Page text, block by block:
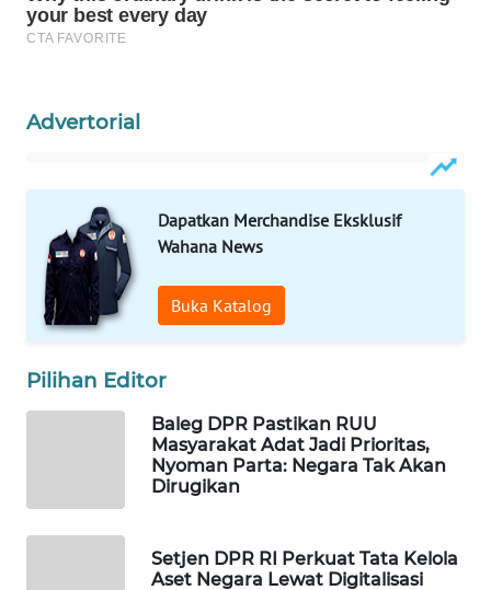
Advertorial
Dapatkan Merchandise Eksklusif
Wahana News
Buka Katalog
Pilihan Editor
Baleg DPR Pastikan RUU
Masyarakat Adat Jadi Prioritas,
Nyoman Parta: Negara Tak Akan
Dirugikan
Setjen DPR RI Perkuat Tata Kelola
Aset Negara Lewat Digitalisasi
WAHANA
WAHANA
LAPAK
WAHANA
Wahana
Network
KONSUMEN
LISTRIK